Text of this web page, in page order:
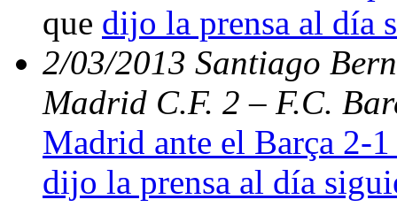
que dijo la prensa al día
2/03/2013 Santiago
Madrid C.F. 2 – F.C.
Madrid ante el Barça 2-
dijo la prensa al día